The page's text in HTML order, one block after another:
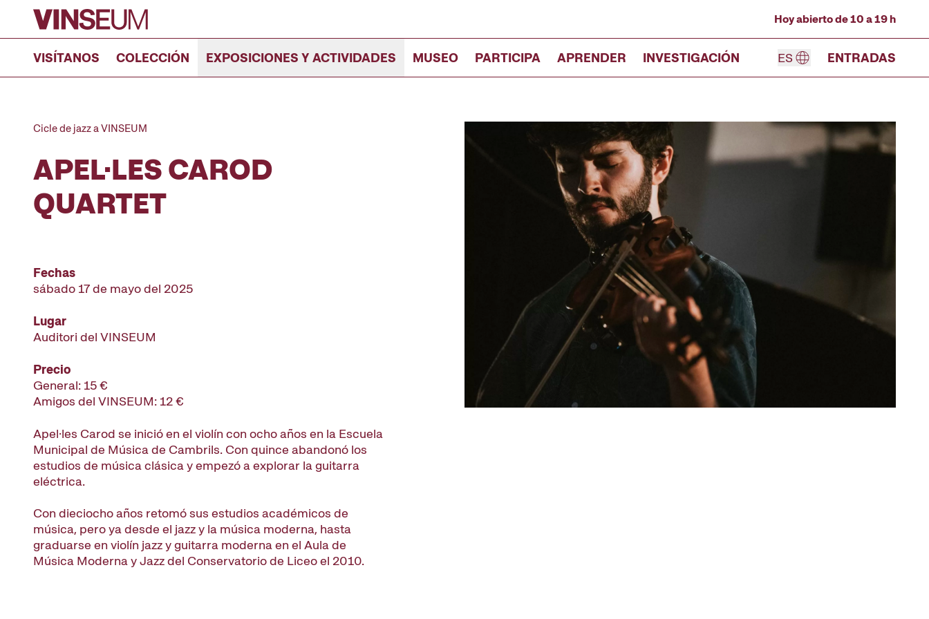
Ir al contenido
Hoy abierto de 10 a 19 h
VISÍTANOS COLECCIÓN EXPOSICIONES Y ACTIVIDADES MUSEO PARTICIPA APRENDER INVESTIGACIÓN ES ENTRADAS
Cicle de jazz a VINSEUM
APEL·LES CAROD
QUARTET
Fechas
sábado 17 de mayo del 2025
Lugar
Auditori del VINSEUM
Precio
General: 15 €
Amigos del VINSEUM: 12 €
Apel·les Carod se inició en el violín con ocho años en la Escuela
Municipal de Música de Cambrils. Con quince abandonó los
estudios de música clásica y empezó a explorar la guitarra
eléctrica.
Con dieciocho años retomó sus estudios académicos de
música, pero ya desde el jazz y la música moderna, hasta
graduarse en violín jazz y guitarra moderna en el Aula de
Música Moderna y Jazz del Conservatorio de Liceo el 2010.